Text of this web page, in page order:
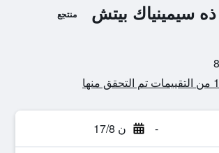
سيمينياك بيتش منتجع
- ن 17/8